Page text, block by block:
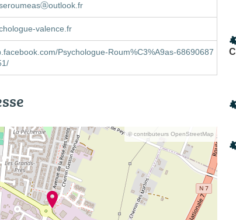
valence.fr
Psychologue-Roum%C3%A9as-68690687
© contributeurs OpenStreetMap